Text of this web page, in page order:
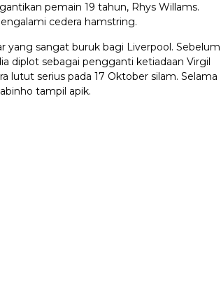
pemain 19 tahun, Rhys Willams.
cedera hamstring.
yang sangat buruk bagi Liverpool. Sebelum
diplot sebagai pengganti ketiadaan Virgil
lutut serius pada 17 Oktober silam. Selama
tampil apik.